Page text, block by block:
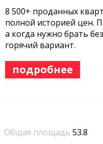
8 500+ проданных
полной историей цен.
а когда нужно брать
горячий вариант.
подробнее
Общая площадь 53.8